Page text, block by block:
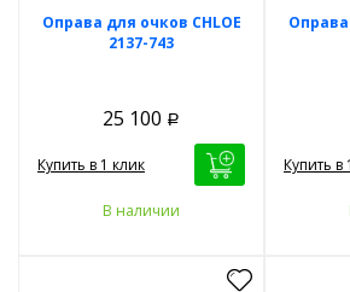
Оправа для очков CHLOE
2137-743
25 100 Р
Купить в 1 клик
В наличии
Оправа
Купить в